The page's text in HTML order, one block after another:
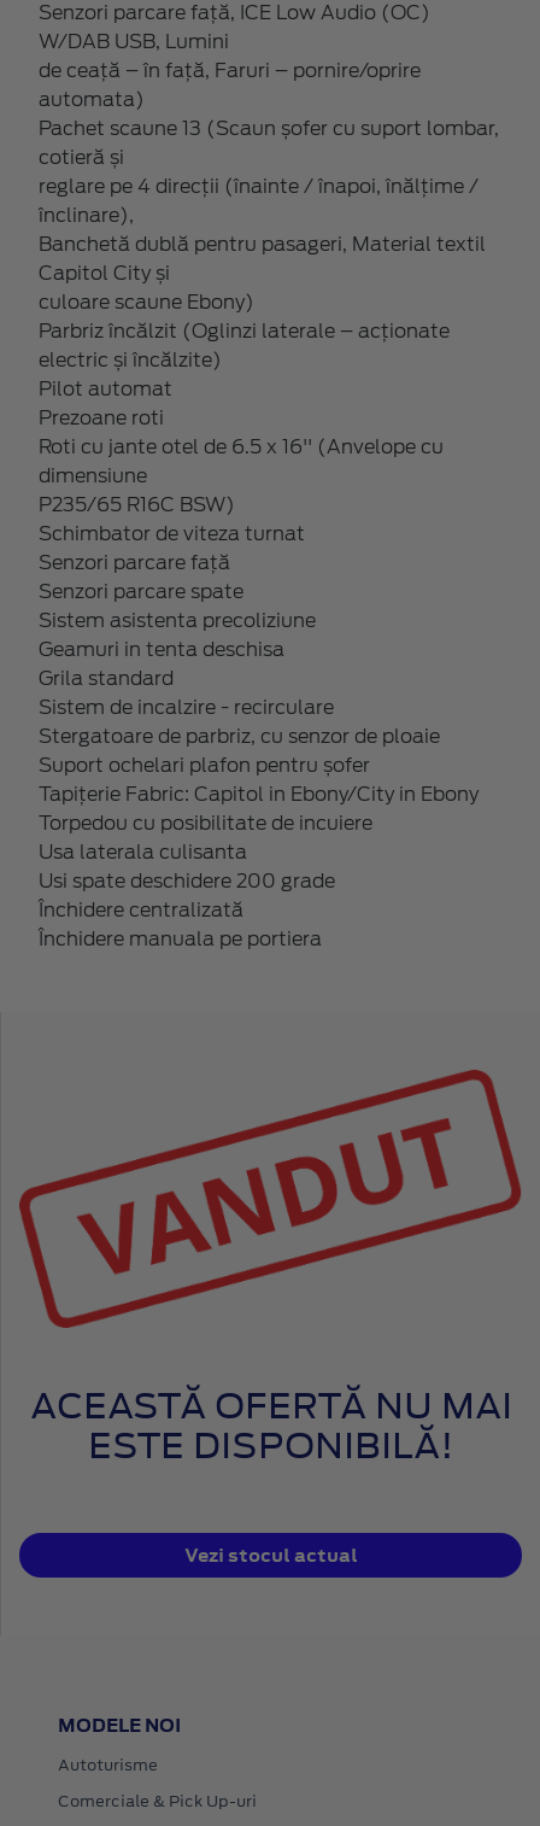
Senzori parcare față, ICE Low Audio (OC)
W/DAB USB, Lumini
de ceață – în față, Faruri – pornire/oprire
automata)
Pachet scaune 13 (Scaun șofer cu suport lombar,
cotieră și
reglare pe 4 direcții (înainte / înapoi, înălțime /
înclinare),
Banchetă dublă pentru pasageri, Material textil
Capitol City și
culoare scaune Ebony)
Parbriz încălzit (Oglinzi laterale – acționate
electric și încălzite)
Pilot automat
Prezoane roti
Roti cu jante otel de 6.5 x 16'' (Anvelope cu
dimensiune
P235/65 R16C BSW)
Schimbator de viteza turnat
Senzori parcare față
Senzori parcare spate
Sistem asistenta precoliziune
Geamuri in tenta deschisa
Grila standard
Sistem de incalzire - recirculare
Stergatoare de parbriz, cu senzor de ploaie
Suport ochelari plafon pentru șofer
Tapițerie Fabric: Capitol in Ebony/City in Ebony
Torpedou cu posibilitate de incuiere
Usa laterala culisanta
Usi spate deschidere 200 grade
Închidere centralizată
Închidere manuala pe portiera
ACEASTĂ OFERTĂ NU MAI
ESTE DISPONIBILĂ!
Vezi stocul actual
MODELE NOI
Autoturisme
Comerciale & Pick Up-uri